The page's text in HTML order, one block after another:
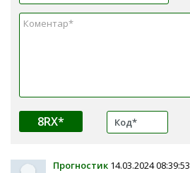
8RX*
Прогностик 14.03.2024 08:39:53